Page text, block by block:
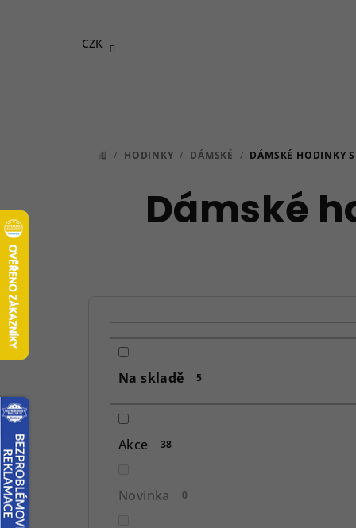
CZK
DOMŮ
/ HODINKY / DÁMSKÉ / DÁMSKÉ HODINKY
Dámské
Na skladě 5
Akce 38
Novinka 0